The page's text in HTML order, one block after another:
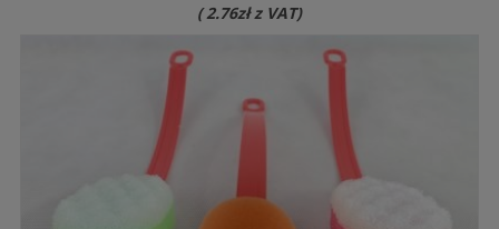
(2.76złz VAT)